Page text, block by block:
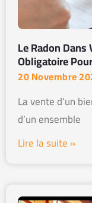
Le Radon
Obligatoire
20 Novembre
La vente d’un
d’un ensemble
Lire la suite »